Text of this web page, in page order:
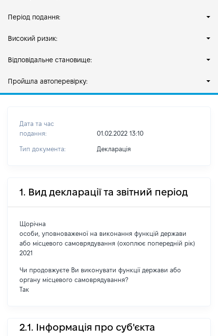
Період подання:
Високий ризик:
Відповідальне становище:
Пройшла автоперевірку:
Дата та час
подання:
01.02.2022 13:10
Тип документа: Декларація
1. Вид декларації та звітний період
Щорічна
особи, уповноваженої на виконання функцій держави
або місцевого самоврядування (охоплює попередній рік)
2021
Чи продовжуєте Ви виконувати функції держави або
органу місцевого самоврядування?
Так
2.1. Інформація про суб'єкта